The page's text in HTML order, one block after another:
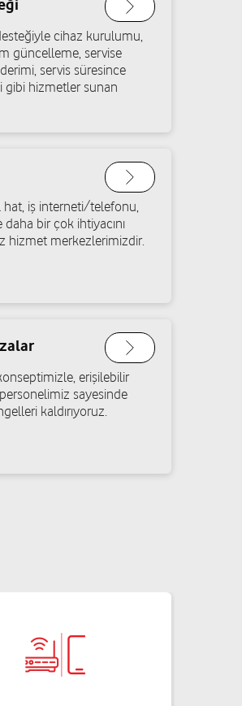
Yol tarifi al
Yol tarifi al
Yol tarifi al
cihaz kurulumu,
güncelleme, servise
servis süresince
gibi hizmetler sunan
iş interneti/telefonu,
bir çok ihtiyacını
hizmet merkezlerimizdir.
erişilebilir
sayesinde
kaldırıyoruz.